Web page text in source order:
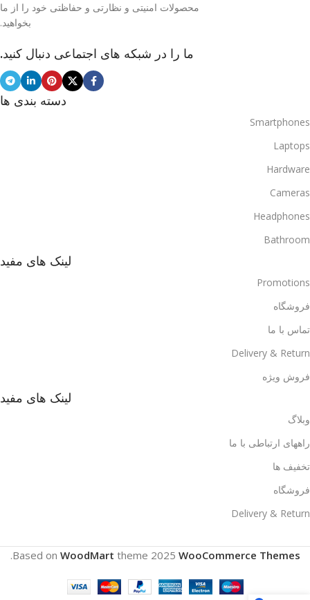
محصولات امنیتی و نظارتی و حفاظتی خود را از ما
بخواهید.
ما را در شبکه های اجتماعی دنبال کنید.
دسته بندی ها
Smartphones
Laptops
Hardware
Cameras
Headphones
Bathroom
لینک های مفید
Promotions
فروشگاه
تماس با ما
Delivery & Return
فروش ویژه
لینک های مفید
وبلاگ
راههای ارتباطی با ما
تخفیف ها
فروشگاه
Delivery & Return
Based on WoodMart theme 2025 WooCommerce Themes
.